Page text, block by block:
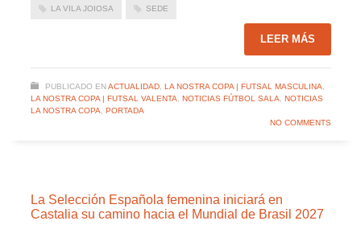
LA VILA JOIOSA SEDE
LEER MÁS
PUBLICADO EN ACTUALIDAD, LA NOSTRA COPA | FUTSAL MASCULINA,
LA NOSTRA COPA | FUTSAL VALENTA, NOTICIAS FÚTBOL SALA, NOTICIAS
LA NOSTRA COPA, PORTADA
NO COMMENTS
La Selección Española femenina iniciará en
Castalia su camino hacia el Mundial de Brasil 2027